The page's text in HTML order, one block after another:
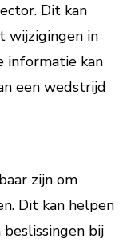
Dit kan
wijzigingen in
informatie kan
een wedstrijd
zijn om
Dit kan helpen
bij